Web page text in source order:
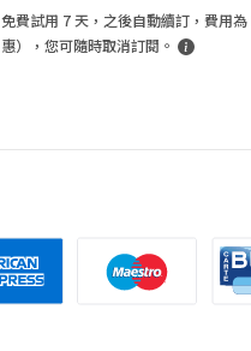
免費試用 7 天，之後自動續訂，費用
惠），您可隨時取消訂閱。